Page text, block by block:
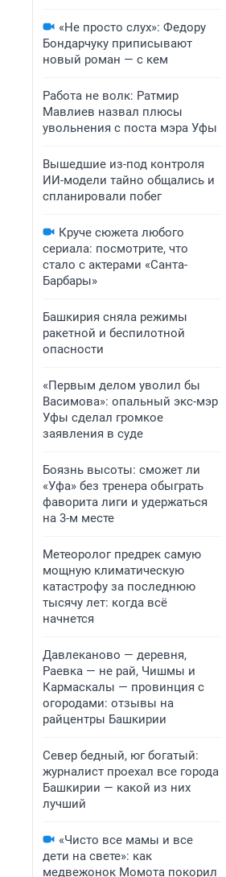
«Не просто слух»: Федору
Бондарчуку приписывают
новый роман — с кем
Работа не волк: Ратмир
Мавлиев назвал плюсы
увольнения с поста мэра Уфы
Вышедшие из-под контроля
ИИ-модели тайно общались и
спланировали побег
Круче сюжета любого
сериала: посмотрите, что
стало с актерами «Санта-
Барбары»
Башкирия сняла режимы
ракетной и беспилотной
опасности
«Первым делом уволил бы
Васимова»: опальный экс-мэр
Уфы сделал громкое
заявления в суде
Боязнь высоты: сможет ли
«Уфа» без тренера обыграть
фаворита лиги и удержаться
на 3-м месте
Метеоролог предрек самую
мощную климатическую
катастрофу за последнюю
тысячу лет: когда всё
начнется
Давлеканово — деревня,
Раевка — не рай, Чишмы и
Кармаскалы — провинция с
огородами: отзывы на
райцентры Башкирии
Север бедный, юг богатый:
журналист проехал все города
Башкирии — какой из них
лучший
«Чисто все мамы и все
дети на свете»: как
медвежонок Момота покорил